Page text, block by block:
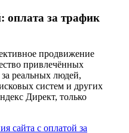
оплата за трафик
продвижение
привлечённых
реальных людей,
систем и других
Директ, только
сайта с оплатой за